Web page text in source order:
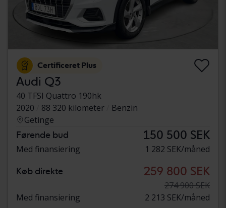
Certificeret Plus
Audi Q3
40 TFSI Quattro 190hk
2020
88 320 kilometer
Benzin
Getinge
Førende bud 150 500 SEK
Med finansiering 1 282 SEK/måned
Køb direkte 259 800 SEK
274 900 SEK
Med finansiering
2 213 SEK/måned